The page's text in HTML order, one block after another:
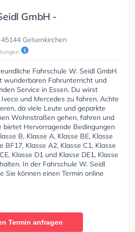
GmbH -
Gelsenkirchen
Fahrschule W. Seidl GmbH
wunderbaren Fahrunterricht und
Service in Essen. Du wirst
und Mercedes zu fahren. Achte
da viele Leute und geparkte
Wohnstraßen gehen, fahren und
bietet Hervorragende Bedingungen
B, Klasse A, Klasse BE, Klasse
BF17, Klasse A2, Klasse C1, Klasse
Klasse D1 und Klasse DE1, Klasse
In der Fahrschule W. Seidl
Sie können einen Termin online
Termin anfragen